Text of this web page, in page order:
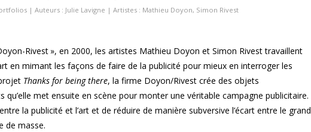
| Auteurs : Julie Lavigne | Artistes : Mathieu Doyon, Simon Rivest
Rivest », en 2000, les artistes Mathieu Doyon et Simon Rivest travaillent
en mimant les façons de faire de la publicité pour mieux en interroger les
Thanks for being there, la firme Doyon/Rivest crée des objets
met ensuite en scène pour monter une véritable campagne publicitaire.
la publicité et l’art et de réduire de manière subversive l’écart entre le grand
de masse.